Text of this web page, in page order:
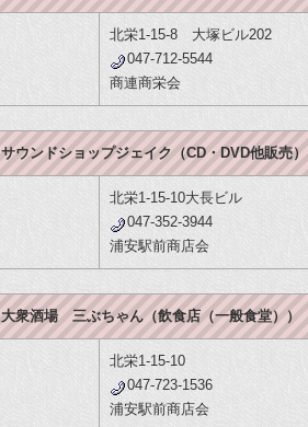
北栄1-15-8 大塚ビル202
047-712-5544
商連商栄会
サウンドショップジェイク（CD・DVD他販売）
北栄1-15-10大長ビル
047-352-3944
浦安駅前商店会
大衆酒場 三ぶちゃん（飲食店（一般食堂））
北栄1-15-10
047-723-1536
浦安駅前商店会